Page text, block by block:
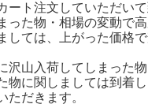
ート注文していただい
った物・相場の変動で
しては、上がった価格
沢山入荷してしまった
物に関しましては到着
ただきます。